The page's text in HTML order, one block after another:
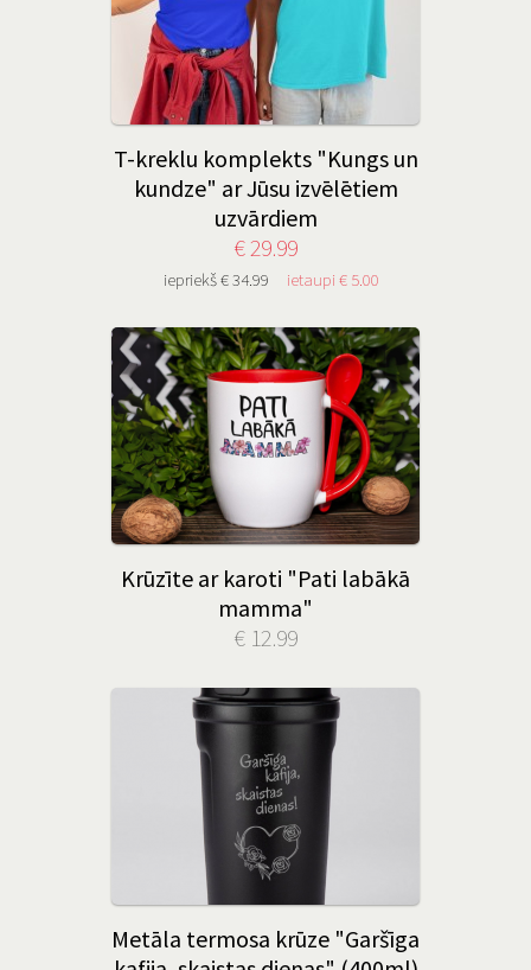
T-kreklu komplekts "Kungs un
kundze" ar Jūsu izvēlētiem
uzvārdiem
€ 29.99
iepriekš € 34.99 ietaupi € 5.00
Krūzīte ar karoti "Pati labākā
mamma"
€ 12.99
Metāla termosa krūze "Garšīga